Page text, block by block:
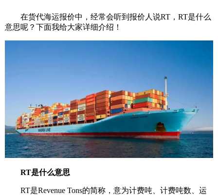
在货代海运报价中，经常会听到报价人说RT，RT是什么
意思呢？下面我给大家详细介绍！
RT是什么意思
RT是Revenue Tons的简称，意为计费吨、计费吨数、运